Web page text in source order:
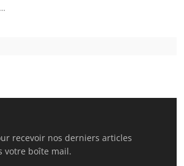
recevoir nos derniers articles
votre boîte mail.